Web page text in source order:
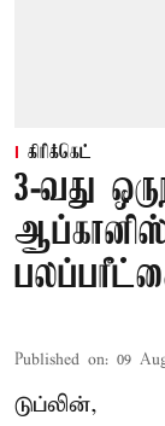
கிரிக்கெட்
3-வது
Published on: 09
டுப்லின்,